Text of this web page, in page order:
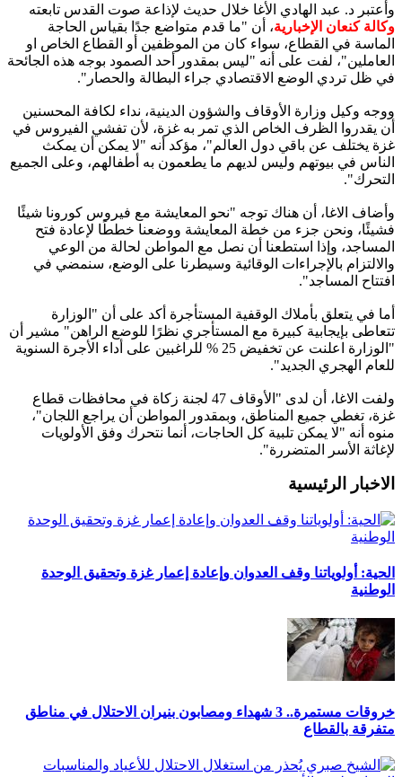
وأعتبر د. عبد الهادي الأغا خلال حديث لإذاعة صوت القدس تابعته
وكالة كنعان الإخبارية، أن "ما قدم متواضع جدًا بقياس الحاجة
الماسة في القطاع، سواء كان من الموظفين أو القطاع الخاص او
العاملين"، لفت على أنه "ليس بمقدور أحد الصمود بوجه هذه الجائحة
في ظل تردي الوضع الاقتصادي جراء البطالة والحصار".
ووجه وكيل وزارة الأوقاف والشؤون الدينية، نداء لكافة المحسنين
أن يقدروا الظرف الخاص الذي تمر به غزة، لأن تفشي الفيروس في
غزة يختلف عن باقي دول العالم"، مؤكد أنه "لا يمكن أن يمكث
الناس في بيوتهم وليس لديهم ما يطعمون به أطفالهم، وعلى الجميع
التحرك".
وأضاف الاغا، أن هناك توجه "نحو المعايشة مع فيروس كورونا شيئًا
فشيئًا، ونحن جزء من خطة المعايشة ووضعنا خططًا لإعادة فتح
المساجد، وإذا استطعنا أن نصل مع المواطن لحالة من الوعي
والالتزام بالإجراءات الوقائية وسيطرنا على الوضع، سنمضي في
افتتاح المساجد".
أما في يتعلق بأملاك الوقفية المستأجرة أكد على أن "الوزارة
تتعاطى بإيجابية كبيرة مع المستأجري نظرًا للوضع الراهن" مشير أن
"الوزارة اعلنت عن تخفيض 25 % للراغبين على أداء الأجرة السنوية
للعام الهجري الجديد".
ولفت الاغا، أن لدى "الأوقاف 47 لجنة زكاة في محافظات قطاع
غزة، تغطي جميع المناطق، وبمقدور المواطن أن يراجع اللجان"،
منوه أنه "لا يمكن تلبية كل الحاجات، أنما نتحرك وفق الأولويات
لإغاثة الأسر المتضررة".
الاخبار الرئيسية
الحية: أولوياتنا وقف العدوان وإعادة إعمار غزة وتحقيق الوحدة
الوطنية
خروقات مستمرة.. 3 شهداء ومصابون بنيران الاحتلال في مناطق
متفرقة بالقطاع